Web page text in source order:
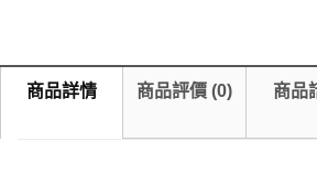
商品詳情 商品評價 (0) 商品